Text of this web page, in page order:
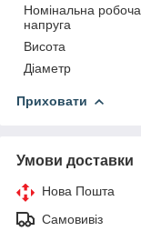
Номінальна робоча
напруга
Висота
Діаметр
Приховати
Умови доставки
Нова Пошта
Самовивіз